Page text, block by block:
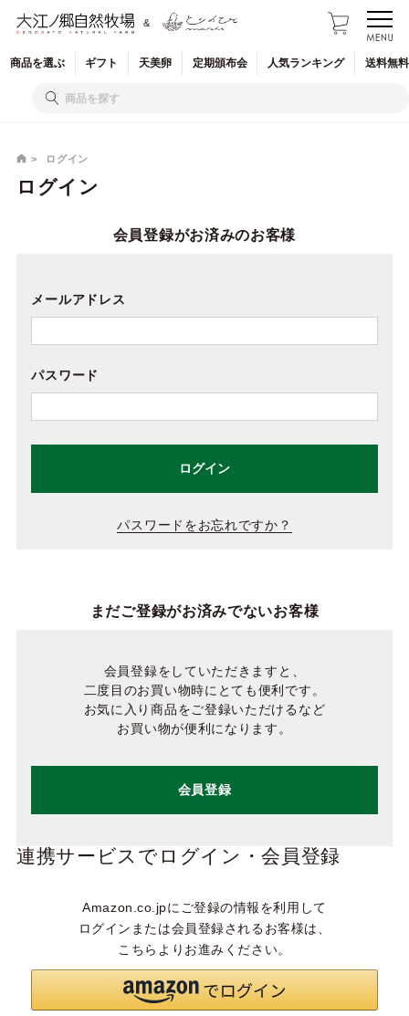
&
商品を選ぶ ギフト 天美卵 定期頒布会 人気ランキング 送料無
ログイン
ログイン
会員登録がお済みのお客様
メールアドレス
パスワード
ログイン
パスワードをお忘れですか？
まだご登録がお済みでないお客様
会員登録をしていただきますと、
二度目のお買い物時にとても便利です。
お気に入り商品をご登録いただけるなど
お買い物が便利になります。
会員登録
連携サービスでログイン・会員登録
Amazon.co.jpにご登録の情報を利用して
ログインまたは会員登録されるお客様は、
こちらよりお進みください。